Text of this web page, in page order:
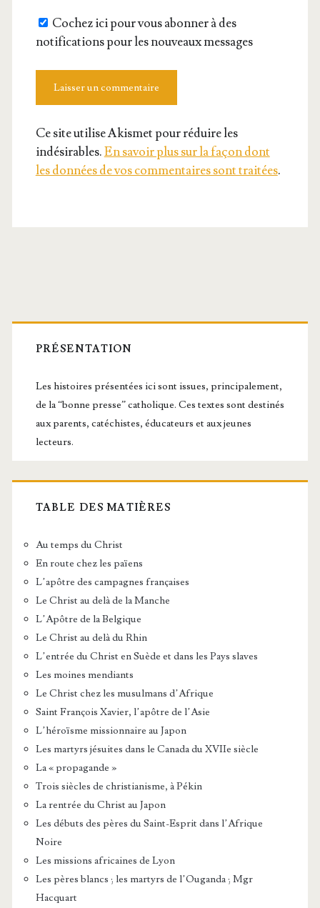
Cochez ici pour vous abonner à des
notifications pour les nouveaux messages
Ce site utilise Akismet pour réduire les
indésirables.En savoir plus sur la façon dont
les données de vos commentaires sont traitées.
Barre
latérale
principale
PRÉSENTATION
Les histoires présentées ici sont issues, principalement,
de la “bonne presse” catholique. Ces textes sont destinés
aux parents, catéchistes, éducateurs et aux jeunes
lecteurs.
TABLE DES MATIÈRES
Au temps du Christ
En route chez les païens
L’apôtre des campagnes françaises
Le Christ au delà de la Manche
L’Apôtre de la Belgique
Le Christ au delà du Rhin
L’entrée du Christ en Suède et dans les Pays slaves
Les moines mendiants
Le Christ chez les musulmans d’Afrique
Saint François Xavier, l’apôtre de l’Asie
L’héroïsme missionnaire au Japon
Les martyrs jésuites dans le Canada du XVIIe siècle
La « propagande »
Trois siècles de christianisme, à Pékin
La rentrée du Christ au Japon
Les débuts des pères du Saint-Esprit dans l’Afrique
Noire
Les missions africaines de Lyon
Les pères blancs ; les martyrs de l’Ouganda ; Mgr
Hacquart